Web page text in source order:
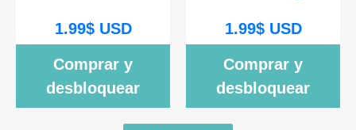
1.99$USD
Comprar y
desbloquear
1.99$USD
Comprar y
desbloquear